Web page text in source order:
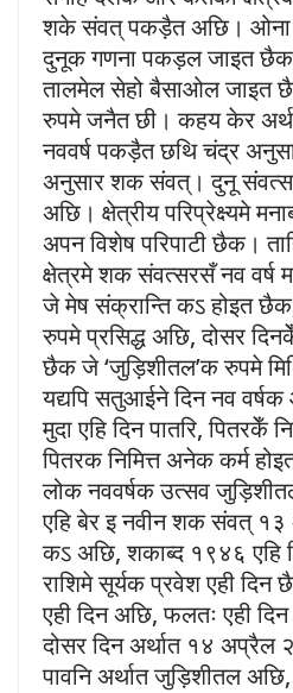
शके संवत् पकड़ैत अछि। ओना
दुनूक गणना पकड़ल जाइत
तालमेल सेहो बैसाओल जाइत
रुपमे जनैत छी। कहय केर अर्थ
नववर्ष पकड़ैत छथि चंद्र
अनुसार शक संवत्। दुनू
अछि। क्षेत्रीय परिप्रेक्ष्यमे
अपन विशेष परिपाटी छैक।
क्षेत्रमे शक संवत्सरसँ नव वर्ष
जे मेष संक्रान्ति कऽ होइत
रुपमे प्रसिद्ध अछि, दोसर
छैक जे ‘जुड़िशीतल’क रुपमे
यद्यपि सतुआईने दिन नव
मुदा एहि दिन पातरि, पितरकेँ
पितरक निमित्त अनेक कर्म
लोक नववर्षक उत्सव
एहि बेर इ नवीन शक संवत्
कऽ अछि, शकाब्द १९४६ एहि
राशिमे सूर्यक प्रवेश एही दिन
एही दिन अछि, फलतः एही
दोसर दिन अर्थात १४ अप्रैल
पावनि अर्थात जुड़िशीतल